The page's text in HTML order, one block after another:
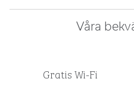
Våra
Gratis Wi-Fi